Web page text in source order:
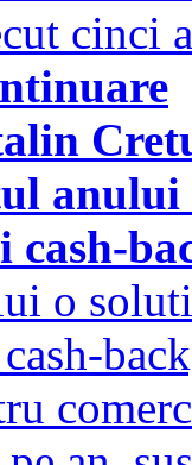
cinci
cash-
o